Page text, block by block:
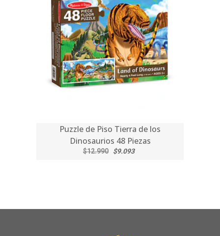
Puzzle de Piso Tierra de los
Dinosaurios 48 Piezas
$12.990 $9.093